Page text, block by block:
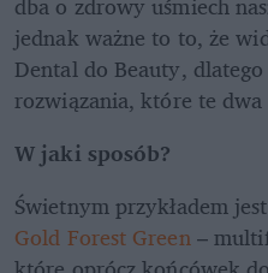
jednak ważne to to, że
Dental do Beauty,
rozwiązania, które te dwa
W jaki sposób?
Świetnym przykładem
Gold Forest Green –